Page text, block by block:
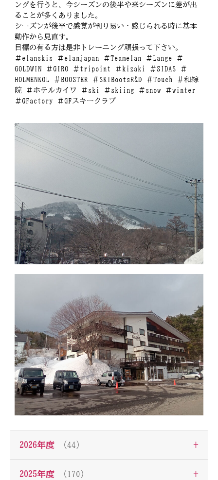
ングを行うと、今シーズンの後半や来シーズンに差が出
ることが多くありました。
シーズンが後半で感覚が判り易い・感じられる時に基本
動作から見直す。
目標の有る方は是非トレーニング頑張って下さい。
＃elanskis ＃elanjapan ＃Teamelan ＃Lange ＃
GOLDWIN ＃GIRO ＃tripoint ＃kizaki ＃SIDAS ＃
HOLMENKOL ＃BOOSTER ＃SKIBootsR&D ＃Touch ＃和綜
院 ＃ホテルカイワ ＃ski ＃skiing ＃snow ＃winter
＃GFactory ＃GFスキークラブ
2026年度 （44） +
2025年度 （170） +